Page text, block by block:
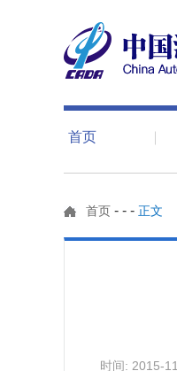
首页
首页 - - - 正文
时间: